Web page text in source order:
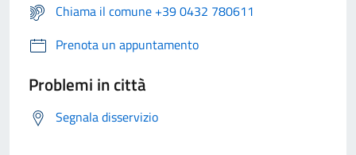
Chiama il comune +39 0432 780611
Prenota un appuntamento
Problemi in città
Segnala disservizio